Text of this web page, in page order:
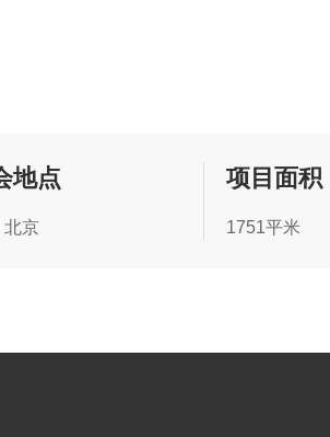
地点
北京
项目面积
1751平米